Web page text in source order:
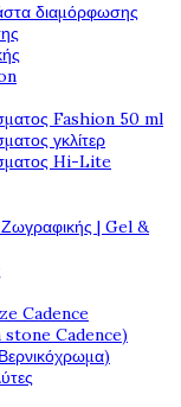
διαμόρφωσης
Fashion 50 ml
γκλίτερ
Hi-Lite
| Gel &
Cadence
stone Cadence)